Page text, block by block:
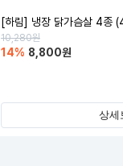
[하림] 냉장 닭가슴살 4종
10,280원
14% 8,800원
상세